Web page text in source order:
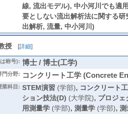
線, 流出モデル), 中小河川でも適
要としない流出解析法に関する
出解析, 流量, 中小河川)
授 [詳細]
称号): 博士 / 博士(工学)
門分野: コンクリート工学 (Concrete
業科目: STEM演習(学部), コンクリート
ション技法(D) (大学院), プロジェ
用測量学(学部), 測量学(学部), 測